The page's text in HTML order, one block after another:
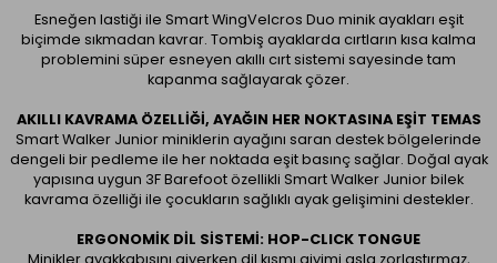
Esneğen lastiği ile Smart WingVelcros Duo minik ayakları eşit
biçimde sıkmadan kavrar. Tombiş ayaklarda cırtların kısa kalma
problemini süper esneyen akıllı cırt sistemi sayesinde tam
kapanma sağlayarak çözer.
AKILLI KAVRAMA ÖZELLIĞI, AYAĞIN HER NOKTASINA EŞIT TEMAS
Smart Walker Junior miniklerin ayağını saran destek bölgelerinde
dengeli bir pedleme ile her noktada eşit basınç sağlar. Doğal ayak
yapısına uygun 3F Barefoot özellikli Smart Walker Junior bilek
kavrama özelliği ile çocukların sağlıklı ayak gelişimini destekler.
ERGONOMIK DIL SISTEMI: HOP-CLICK TONGUE
Minikler ayakkabısını giyerken dil kısmı giyimi asla zorlaştırmaz,